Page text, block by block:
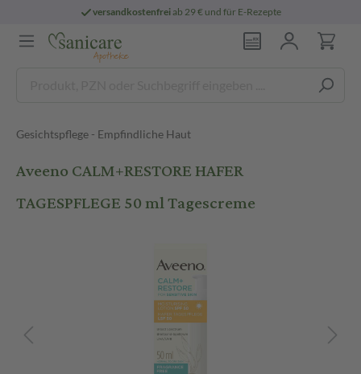
versandkostenfreiab 29 € und für E-Rezepte
Gesichtspflege - Empfindliche Haut
Aveeno CALM+RESTORE HAFER
TAGESPFLEGE 50 ml Tagescreme